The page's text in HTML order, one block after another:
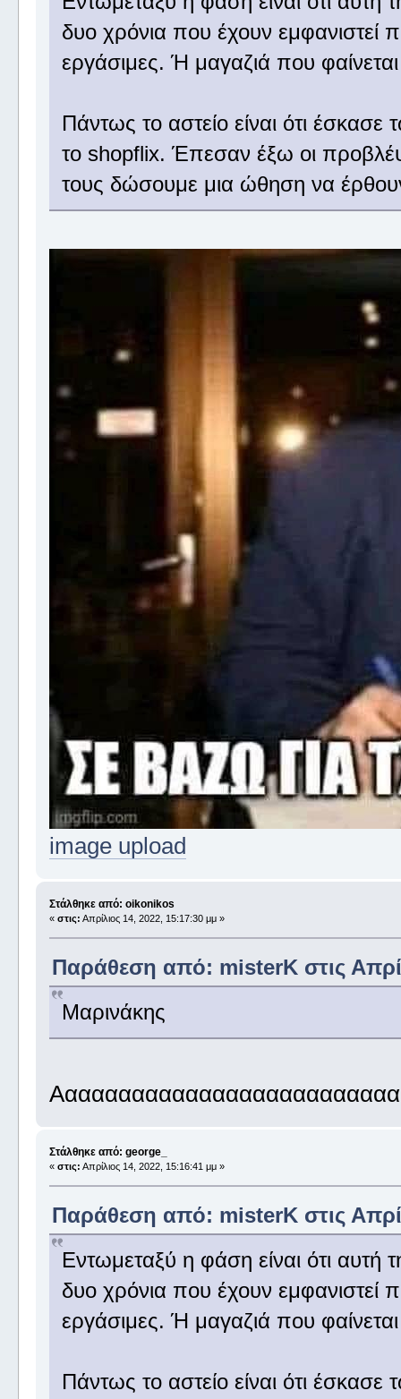
δυο χρόνια που έχουν εμφανιστεί
εργάσιμες. Ή μαγαζιά που
Πάντως το αστείο είναι ότι
το shopflix. Έπεσαν έξω οι
τους δώσουμε μια ώθηση να
image upload
Στάλθηκε από: oikonikos
« στις: Απρίλιος 14, 2022, 15:17:30 μμ »
Παράθεση από: misterK στις
Μαρινάκης
Στάλθηκε από: george_
« στις: Απρίλιος 14, 2022, 15:16:41 μμ »
Παράθεση από: misterK στις
Εντωμεταξύ η φάση είναι ότι αυτή
δυο χρόνια που έχουν εμφανιστεί
εργάσιμες. Ή μαγαζιά που
Πάντως το αστείο είναι ότι